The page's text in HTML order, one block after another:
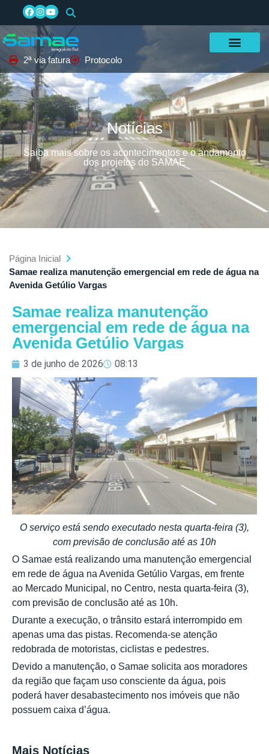
2ª via fatura Protocolo
Notícias
Saiba mais sobre os acontecimentos e o andamento
dos projetos do SAMAE
Página Inicial
Samae realiza manutenção emergencial em rede de água na
Avenida Getúlio Vargas
Samae realiza manutenção
emergencial em rede de água na
Avenida Getúlio Vargas
3 de junho de 2026 08:13
O serviço está sendo executado nesta quarta-feira (3),
com previsão de conclusão até as 10h
O Samae está realizando uma manutenção emergencial
em rede de água na Avenida Getúlio Vargas, em frente
ao Mercado Municipal, no Centro, nesta quarta-feira (3),
com previsão de conclusão até as 10h.
Durante a execução, o trânsito estará interrompido em
apenas uma das pistas. Recomenda-se atenção
redobrada de motoristas, ciclistas e pedestres.
Devido a manutenção, o Samae solicita aos moradores
da região que façam uso consciente da água, pois
poderá haver desabastecimento nos imóveis que não
possuem caixa d’água.
Mais Notícias